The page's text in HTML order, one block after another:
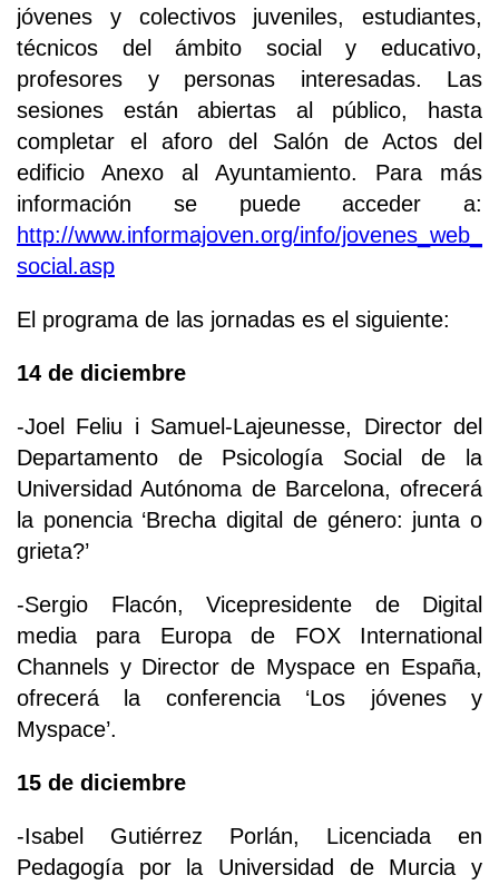
jóvenes y colectivos juveniles, estudiantes,
técnicos del ámbito social y educativo,
profesores y personas interesadas. Las
sesiones están abiertas al público, hasta
completar el aforo del Salón de Actos del
edificio Anexo al Ayuntamiento. Para más
información se puede acceder a:
http://www.informajoven.org/info/jovenes_web_
social.asp
El programa de las jornadas es el siguiente:
14 de diciembre
-Joel Feliu i Samuel-Lajeunesse, Director del
Departamento de Psicología Social de la
Universidad Autónoma de Barcelona, ofrecerá
la ponencia ‘Brecha digital de género: junta o
grieta?’
-Sergio Flacón, Vicepresidente de Digital
media para Europa de FOX International
Channels y Director de Myspace en España,
ofrecerá la conferencia ‘Los jóvenes y
Myspace’.
15 de diciembre
-Isabel Gutiérrez Porlán, Licenciada en
Pedagogía por la Universidad de Murcia y